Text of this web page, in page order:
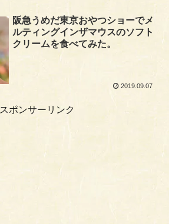
阪急うめだ東京おやつショーでメ
ルティングインザマウスのソフト
クリームを食べてみた。
2019.09.07
スポンサーリンク